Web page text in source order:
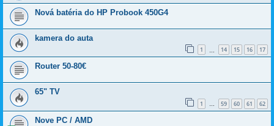
Nová batéria do HP Probook 450G4
kamera do auta
1 14 15 16 17
Router 50-80€
65" TV
1 … 59 60 61 62
Nove PC / AMD